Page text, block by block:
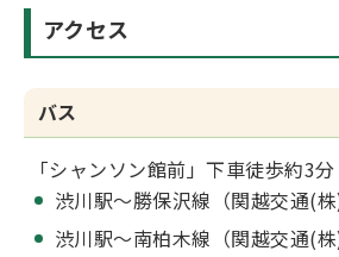
アクセス
バス
「シャンソン館前」下車徒歩約3分
渋川駅～勝保沢線（関越交通(株)
渋川駅～南柏木線（関越交通(株)